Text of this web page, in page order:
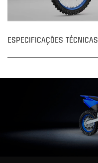
ESPECIFICAÇÕES TÉCNICAS